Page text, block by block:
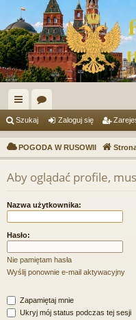
ię
ce
j
…
or
a
Szukaj Zaloguj się
POGODA W RUSOWII
Aby oglądać profile,
Nazwa użytkownika:
Hasło:
Nie pamiętam hasła
Wyślij ponownie e-mail aktywacyjny
Zapamiętaj mnie
Ukryj mój status podczas tej sesji